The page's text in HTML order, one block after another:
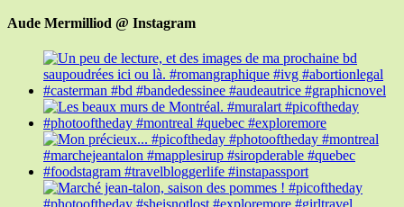
Aude Mermilliod @ Instagram